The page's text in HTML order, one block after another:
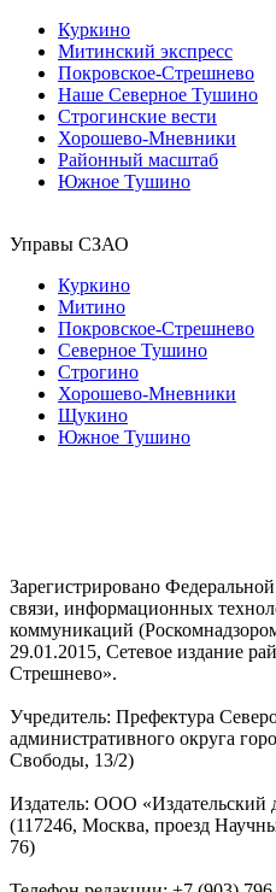
Куркино
Митинский экспресс
Покровское-Стрешнево
Наше Северное Тушино
Строгинские вести
Хорошево-Мневники
Районный масштаб
Южное Тушино
Управы СЗАО
Куркино
Митино
Покровское-Стрешнево
Северное Тушино
Строгино
Хорошево-Мневники
Щукино
Южное Тушино
Зарегистрировано
связи, информационных
коммуникаций
29.01.2015, Сетевое издание
Стрешнево».
Учредитель: Префектура
административного округа
Свободы, 13/2)
Издатель: ООО «Издательский
(117246, Москва, проезд
76)